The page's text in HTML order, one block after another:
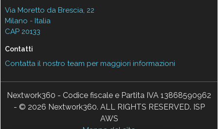
Via Moretto da Brescia, 22
Milano - Italia
CAP 20133
Contatti
Contatta il nostro team per maggiori informazioni
Nextwork360 - Codice fiscale e Partita IVA 13868590962
- © 2026 Nextwork360. ALL RIGHTS RESERVED. ISP
AWS